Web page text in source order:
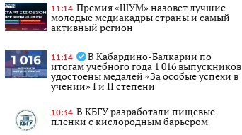
11:14 Премия «ШУМ» назовет лучшие
молодые медиакадры страны и самый
активный регион
11:14 В Кабардино-Балкарии по
итогам учебного года 1 016 выпускников
удостоены медалей «За особые успехи в
учении» I и II степени
10:34 В КБГУ разработали пищевые
пленки с кислородным барьером